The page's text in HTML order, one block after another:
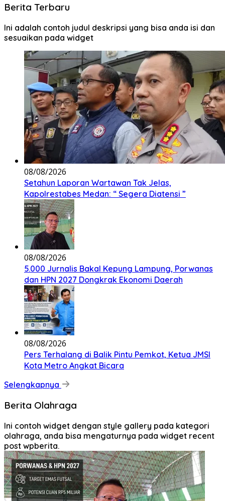
Berita Terbaru
Ini adalah contoh judul deskripsi yang bisa anda isi dan
sesuaikan pada widget
08/08/2026
Setahun Laporan Wartawan Tak Jelas,
Kapolrestabes Medan: “ Segera Diatensi ”
08/08/2026
5.000 Jurnalis Bakal Kepung Lampung, Porwanas
dan HPN 2027 Dongkrak Ekonomi Daerah
08/08/2026
Pers Terhalang di Balik Pintu Pemkot, Ketua JMSI
Kota Metro Angkat Bicara
Selengkapnya
Berita Olahraga
Ini contoh widget dengan style gallery pada kategori
olahraga, anda bisa mengaturnya pada widget recent
post wpberita.